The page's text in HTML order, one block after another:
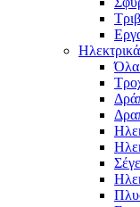
Όλα